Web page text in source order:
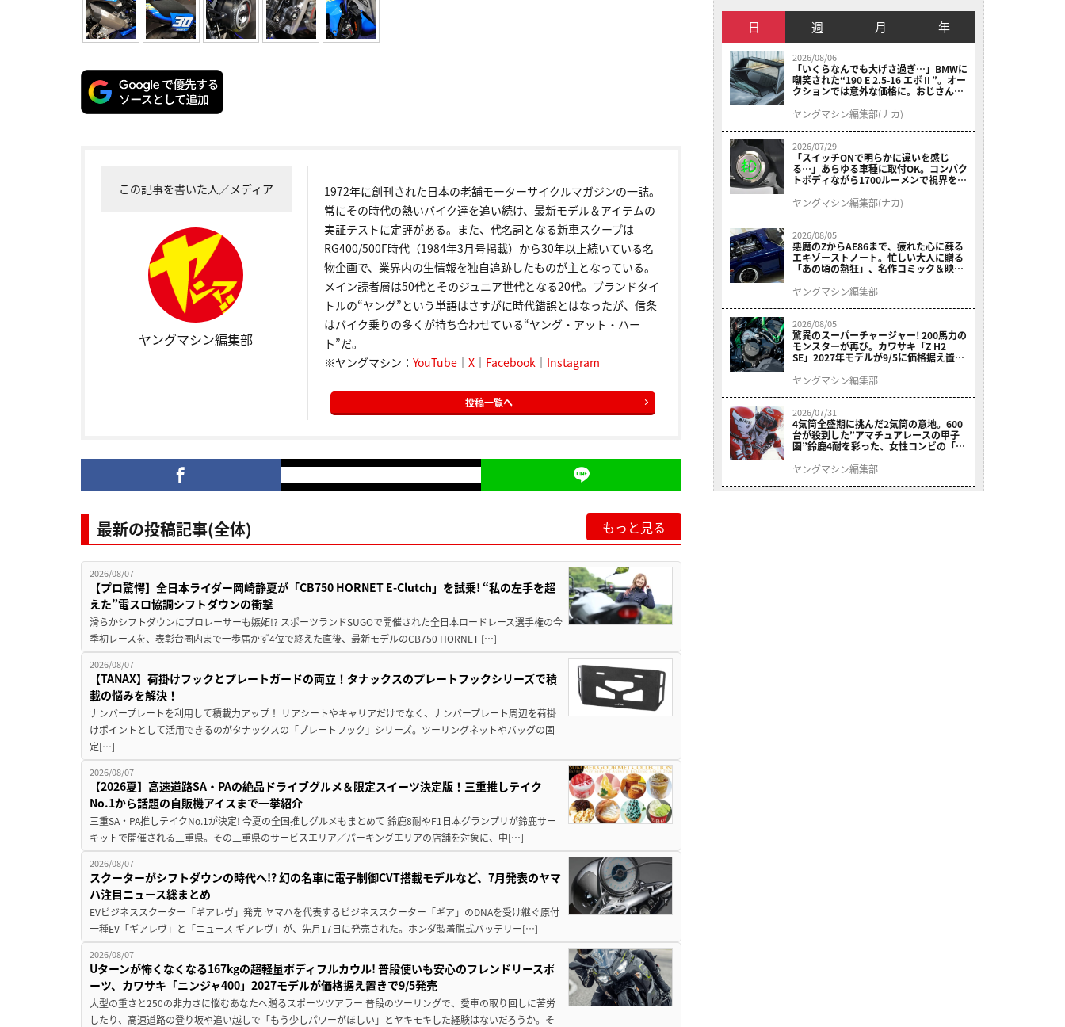
この記事を書いた人／メディア
ヤングマシン編集部
1972年に創刊された日本の老舗モーターサイクルマガジンの一誌。
常にその時代の熱いバイク達を追い続け、最新モデル＆アイテムの
実証テストに定評がある。また、代名詞となる新車スクープは
RG400/500Γ時代（1984年3月号掲載）から30年以上続いている名
物企画で、業界内の生情報を独自追跡したものが主となっている。
メイン読者層は50代とそのジュニア世代となる20代。ブランドタイ
トルの“ヤング”という単語はさすがに時代錯誤とはなったが、信条
はバイク乗りの多くが持ち合わせている“ヤング・アット・ハー
ト”だ。
※ヤングマシン： YouTube｜ X｜ Facebook｜ Instagram
投稿一覧へ
最新の投稿記事(全体) もっと見る
2026/08/07
【プロ驚愕】全日本ライダー岡崎静夏が「CB750 HORNET E-Clutch」を試乗! “私の左手を超
えた”電スロ協調シフトダウンの衝撃
滑らかシフトダウンにプロレーサーも嫉妬!? スポーツランドSUGOで開催された全日本ロードレース選手権の今
季初レースを、表彰台圏内まで一歩届かず4位で終えた直後、最新モデルのCB750 HORNET […]
2026/08/07
【TANAX】荷掛けフックとプレートガードの両立！タナックスのプレートフックシリーズで積
載の悩みを解決！
ナンバープレートを利用して積載力アップ！ リアシートやキャリアだけでなく、ナンバープレート周辺を荷掛
けポイントとして活用できるのがタナックスの「プレートフック」シリーズ。ツーリングネットやバッグの固
定[…]
2026/08/07
【2026夏】高速道路SA・PAの絶品ドライブグルメ＆限定スイーツ決定版！三重推しテイク
No.1から話題の自販機アイスまで一挙紹介
三重SA・PA推しテイクNo.1が決定! 今夏の全国推しグルメもまとめて 鈴鹿8耐やF1日本グランプリが鈴鹿サー
キットで開催される三重県。その三重県のサービスエリア／パーキングエリアの店舗を対象に、中[…]
2026/08/07
スクーターがシフトダウンの時代へ!? 幻の名車に電子制御CVT搭載モデルなど、7月発表のヤマ
ハ注目ニュース総まとめ
EVビジネススクーター「ギアレヴ」発売 ヤマハを代表するビジネススクーター「ギア」のDNAを受け継ぐ原付
一種EV「ギアレヴ」と「ニュース ギアレヴ」が、先月17日に発売された。ホンダ製着脱式バッテリー[…]
2026/08/07
Uターンが怖くなくなる167kgの超軽量ボディフルカウル! 普段使いも安心のフレンドリースポ
ーツ、カワサキ「ニンジャ400」2027モデルが価格据え置きで9/5発売
大型の重さと250の非力さに悩むあなたへ贈るスポーツツアラー 普段のツーリングで、愛車の取り回しに苦労
したり、高速道路の登り坂や追い越しで「もう少しパワーがほしい」とヤキモキした経験はないだろうか。そ
日 週 月 年
2026/08/06
「いくらなんでも大げさ過ぎ…」BMWに
嘲笑された“190 E 2.5-16 エボⅡ”。オー
クションでは意外な価格に。おじさん達
ヤングマシン編集部(ナカ)
2026/07/29
「スイッチONで明らかに違いを感じ
る…」あらゆる車種に取付OK。コンパク
トボディながら1700ルーメンで視界を確
ニット プレシャスレイ スモール］
ヤングマシン編集部(ナカ)
2026/08/05
悪魔のZからAE86まで、疲れた心に蘇る
エキゾーストノート。忙しい大人に贈る
「あの頃の熱狂」、名作コミック＆映画
結！
ヤングマシン編集部
2026/08/05
驚異のスーパーチャージャー! 200馬力の
モンスターが再び。カワサキ「Z H2
SE」2027年モデルが9/5に価格据え置き
ヤングマシン編集部
2026/07/31
4気筒全盛期に挑んだ2気筒の意地。600
台が殺到した”アマチュアレースの甲子
園”鈴鹿4耐を彩った、女性コンビの「ス
ヤングマシン編集部